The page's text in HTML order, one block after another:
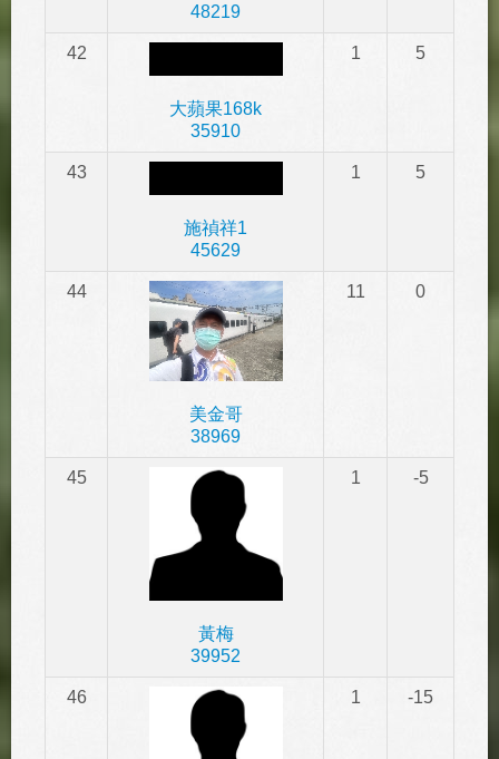
48219
42
大蘋果168k
35910
1 5
43
施禎祥1
45629
1 5
44
美金哥
38969
11 0
45
黃梅
39952
1 -5
46 1 -15